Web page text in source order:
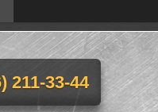
211-33-44